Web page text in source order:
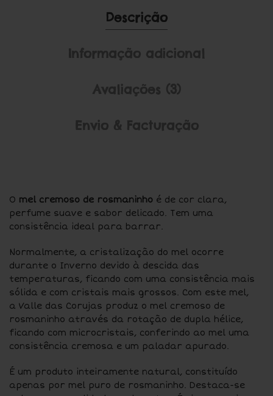
Descrição
Informação adicional
Avaliações (3)
Envio & Facturação
O mel cremoso de rosmaninho é de cor clara,
perfume suave e sabor delicado. Tem uma
consistência ideal para barrar.
Normalmente, a cristalização do mel ocorre
durante o Inverno devido à descida das
temperaturas, ficando com uma consistência mais
sólida e com cristais mais grossos. Com este mel,
a Valle das Corujas produz o mel cremoso de
rosmaninho através da rotação de dupla hélice,
ficando com microcristais, conferindo ao mel uma
consistência cremosa e um paladar apurado.
É um produto inteiramente natural, constituído
apenas por mel puro de rosmaninho. Destaca-se